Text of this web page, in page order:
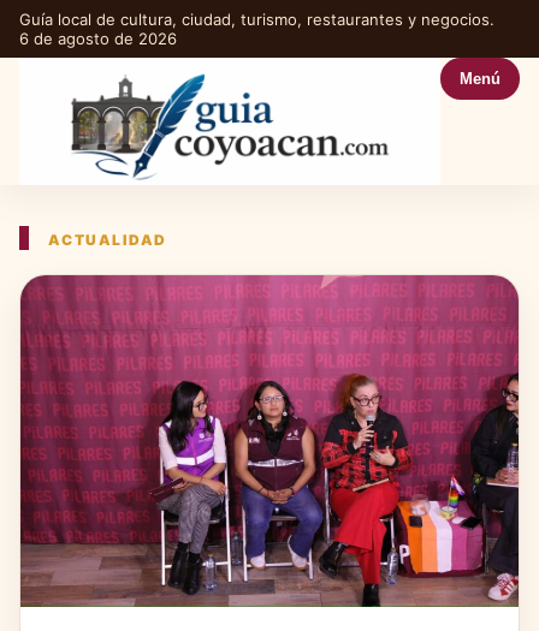
Guía local de cultura, ciudad, turismo, restaurantes y negocios.
6 de agosto de 2026
Menú
ACTUALIDAD